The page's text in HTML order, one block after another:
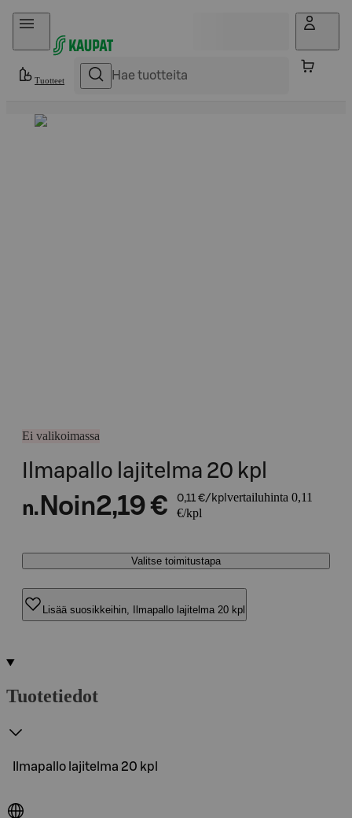
Hyppää sisältöön
Tuotteet
Ei valikoimassa
Ilmapallo lajitelma 20 kpl
n. Noin2,19 € 0,11 €/kpl vertailuhinta 0,11
€/kpl
Valitse toimitustapa
Lisää suosikkeihin, Ilmapallo lajitelma 20 kpl
Tuotetiedot
Ilmapallo lajitelma 20 kpl